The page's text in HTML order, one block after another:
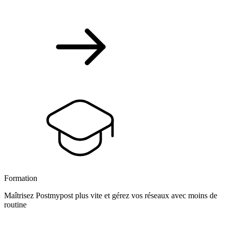
Formation
Maîtrisez Postmypost plus vite et gérez vos réseaux avec moins de
routine